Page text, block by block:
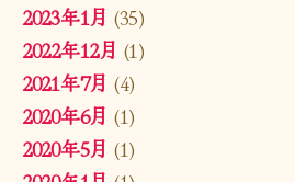
2023年1月 (35)
2022年12月 (1)
2021年7月 (4)
2020年6月 (1)
2020年5月 (1)